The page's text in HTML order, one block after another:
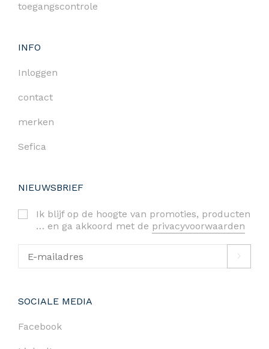
toegangscontrole
INFO
Inloggen
contact
merken
Sefica
NIEUWSBRIEF
Ik blijf op de hoogte van promoties, producten
… en ga akkoord met de privacyvoorwaarden
SOCIALE MEDIA
Facebook